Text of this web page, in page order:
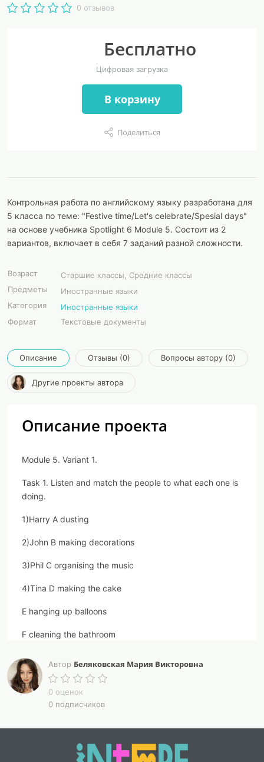
0 отзывов
Бесплатно
Цифровая загрузка
В корзину
Поделиться
Контрольная работа по английскому языку разработана для
5 класса по теме: "Festive time/Let's celebrate/Spesial days"
на основе учебника Spotlight 6 Module 5. Состоит из 2
вариантов, включает в себя 7 заданий разной сложности.
Возраст
Старшие классы, Средние классы
Предметы
Иностранные языки
Категория
Иностранные языки
Формат
Текстовые документы
Описание Отзывы (0) Вопросы автору (0)
Другие проекты автора
Описание проекта
Module 5. Variant 1.
Task 1. Listen and match the people to what each one is
doing.
1)Harry A dusting
2)John B making decorations
3)Phil C organising the music
4)Tina D making the cake
E hanging up balloons
F cleaning the bathroom
Task 2. Fill in with the correct word.
•fireworks • special dish • gardening • flowers •
costumes • celebrate • dusting • cake • phone •
decorations • homework
1) At Halloween, we all wear strange ….
2) Ian is doing the … . He loves plants and flowers.
Автор Беляковская Мария Викторовна
0 оценок
0 подписчиков